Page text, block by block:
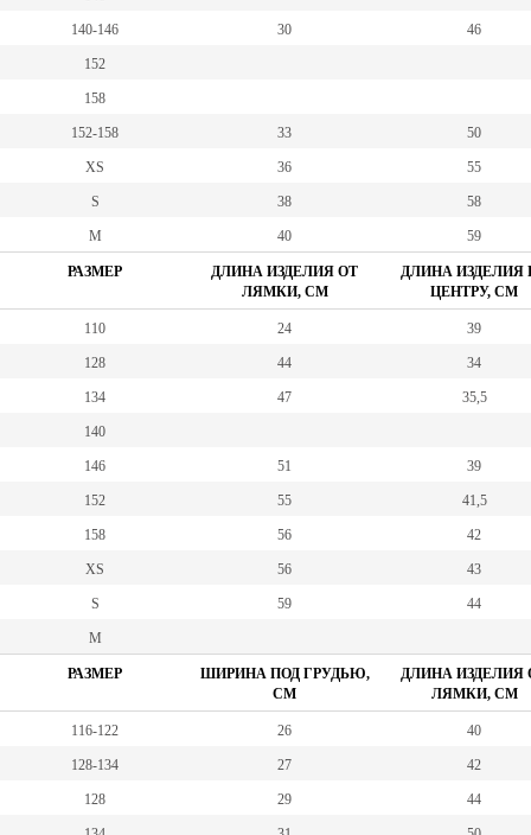
140-146 30 46
152
158
152-158 33 50
XS 36 55
S 38 58
M 40 59
РАЗМЕР
ДЛИНА ИЗДЕЛИЯ ОТ
ЛЯМКИ, СМ
ДЛИНА ИЗДЕЛИЯ
ЦЕНТРУ, СМ
110 24 39
128 44 34
134 47 35,5
140
146 51 39
152 55 41,5
158 56 42
XS 56 43
S 59 44
M
РАЗМЕР
ШИРИНА ПОД ГРУДЬЮ,
СМ
ДЛИНА ИЗДЕЛИЯ
ЛЯМКИ, СМ
116-122 26 40
128-134 27 42
128 29 44